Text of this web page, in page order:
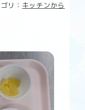
リ： キッチンから